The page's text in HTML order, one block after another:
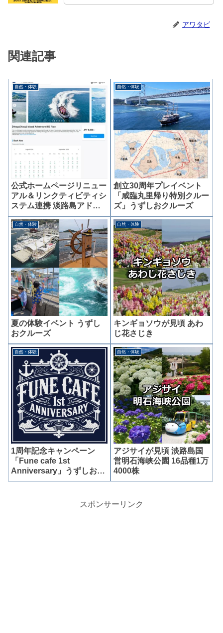
アワタビ
関連記事
自然・体験
公式ホームページリニュー
アル＆リンクティビティシ
ステム連携 淡路島アドベ
ンチャーRIBライド
自然・体験
創立30周年プレイベント
「咸臨丸里帰り特別クルー
ズ」うずしおクルーズ
自然・体験
夏の体験イベント うずし
おクルーズ
自然・体験
キンギョソウが見頃 あわ
じ花さじき
自然・体験
1周年記念キャンペーン
「Fune cafe 1st
Anniversary」うずしおク
ルーズ
自然・体験
アジサイが見頃 淡路島国
営明石海峡公園 16品種1万
4000株
スポンサーリンク